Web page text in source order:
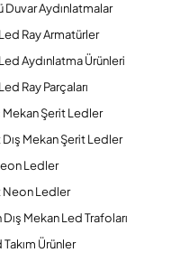
Duvar Aydınlatmalar
Ray Armatürler
Aydınlatma Ürünleri
Ray Parçaları
Mekan Şerit Ledler
Mekan Şerit Ledler
Ledler
Ledler
Mekan Led Trafoları
Ürünler